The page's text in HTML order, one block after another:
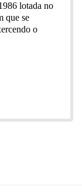
lotada no
que se
o